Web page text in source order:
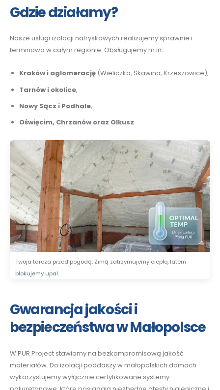
Gdzie działamy?
Nasze usługi izolacji natryskowych realizujemy sprawnie i
terminowo w całym regionie. Obsługujemy m.in.:
Kraków i aglomerację(Wieliczka, Skawina, Krzeszowice),
Tarnów i okolice,
Nowy Sącz i Podhale,
Oświęcim, Chrzanów oraz Olkusz.
Twoja tarcza przed pogodą: Zimą zatrzymujemy ciepło, latem
blokujemy upał.
Gwarancja jakości i
bezpieczeństwa w Małopolsce
W PUR Project stawiamy na bezkompromisową jakość
materiałów. Do izolacji poddaszy w małopolskich domach
wykorzystujemy wyłącznie certyfikowane systemy